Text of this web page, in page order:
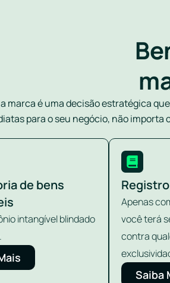
marca é uma decisão estratégica
para o seu negócio, não importa
de bens
intangível blindado
Apenas
você terá
contra
Saiba